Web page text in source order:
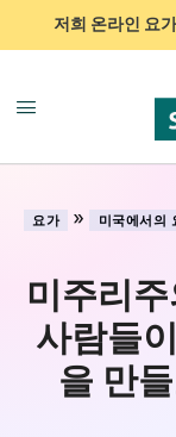
저희 온라인 요
요가 » 미국에서의
미주리
사람들
을 만